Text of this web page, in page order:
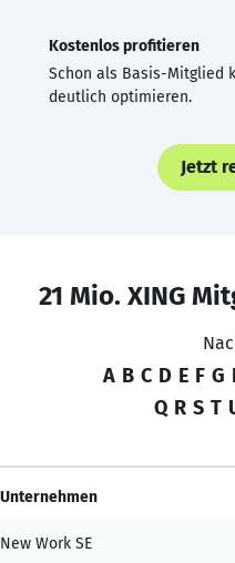
Kostenlos profitieren
Schon als Basis-Mitglied
deutlich optimieren.
Jetzt
21 Mio. XING
A B C D E F G
Q R S T
Unternehmen
New Work SE